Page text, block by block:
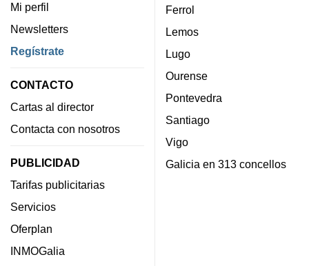
Mi perfil
Newsletters
Regístrate
CONTACTO
Cartas al director
Contacta con nosotros
PUBLICIDAD
Tarifas publicitarias
Servicios
Oferplan
INMOGalia
Ferrol
Lemos
Lugo
Ourense
Pontevedra
Santiago
Vigo
Galicia en 313 concellos